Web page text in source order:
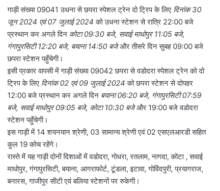
गाड़ी संख्या 09041 उधना से छपरा स्पेशल ट्रेन दो ट्रिप के लिए दिनांक 30
जून 2024 एवं 07 जुलाई 2024 को उधना स्टेशन से रात्रि 22:00 बजे
प्रस्थान कर अगले दिन कोटा 09:30 बजे, सवाई माधोपुर 11:05 बजे,
गंगापुरसिटी 12:20 बजे, बयाना 14:50 बजेऔर तीसरे दिन सुबह 09:00 बजे
छपरा स्टेशन पहुँचेगी।
इसी प्रकार वापसी में गाड़ी संख्या 09042 छपरा से वडोदरा स्पेशल ट्रेन को दो
ट्रिप के लिए दिनांक 02 एवं 09 जुलाई 2024 को छपरा स्टेशन से दोपहर
12:00 बजे प्रस्थान कर अगले दिन बयाना 06:20 बजे, गंगापुरसिटी 07:59
बजे, सवाई माधोपुर 09:05 बजे, कोटा 10:30 बजेऔर 19:00 बजे वडोदरा
स्टेशन पहुँचेगी।
इस गाड़ी में 14 शयनयान श्रेणी, 03 सामान्य श्रेणी एवं 02 एसएलआरडी सहित
कुल 19 कोच रहेंगे।
रास्ते में यह गाड़ी दोनों दिशाओं में वडोदरा, गोधरा, रतलाम, नागदा, कोटा , सवाई
माधोपुर, गंगापुरसिटी, बयाना, आगराफोर्ट, टूंडला, इटावा, गोविंदपुरी, प्रयागराज,
बनारस, गाजीपुर सीटी एवं बलिया स्टेशनों पर रुकेगी।